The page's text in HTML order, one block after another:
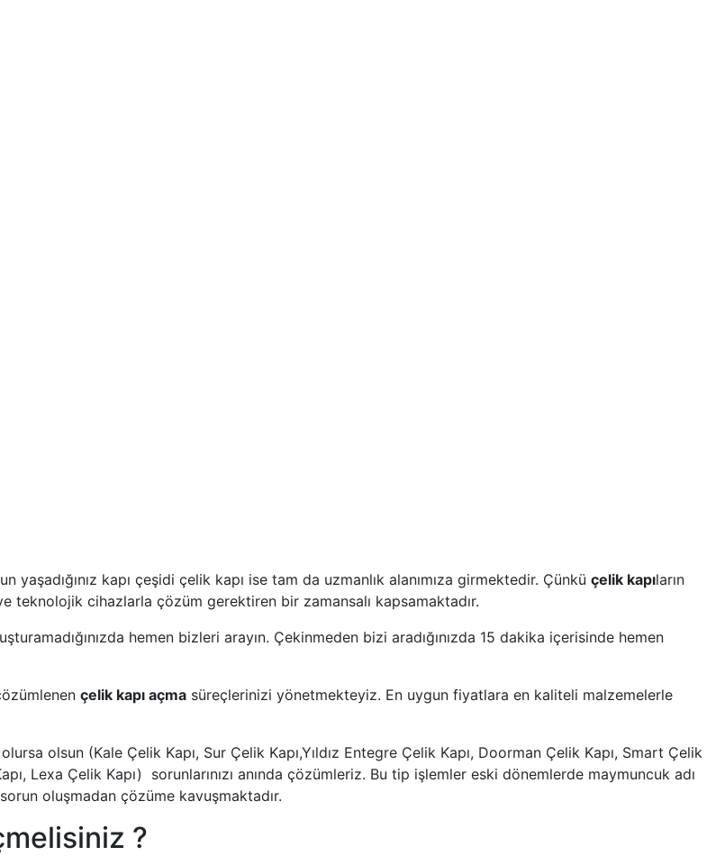
kapı çeşidi çelik kapı ise tam da uzmanlık alanımıza girmektedir. Çünkü çelik kapıların
teknolojik cihazlarla çözüm gerektiren bir zamansalı kapsamaktadır.
hemen bizleri arayın. Çekinmeden bizi aradığınızda 15 dakika içerisinde hemen
çelik kapı açma süreçlerinizi yönetmekteyiz. En uygun fiyatlara en kaliteli malzemelerle
olsun (Kale Çelik Kapı, Sur Çelik Kapı,Yıldız Entegre Çelik Kapı, Doorman Çelik Kapı, Smart Çelik
Lexa Çelik Kapı) sorunlarınızı anında çözümleriz. Bu tip işlemler eski dönemlerde maymuncuk adı
oluşmadan çözüme kavuşmaktadır.
?